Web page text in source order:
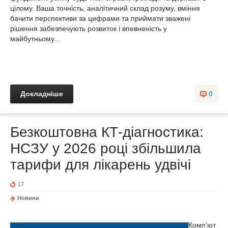
цілому. Ваша точність, аналітичний склад розуму, вміння
бачити перспективи за цифрами та приймати зважені
рішення забезпечують розвиток і впевненість у
майбутньому...
0
Докладніше
Безкоштовна КТ-діагностика:
НСЗУ у 2026 році збільшила
тарифи для лікарень удвічі
17
Новини
Комп’ют